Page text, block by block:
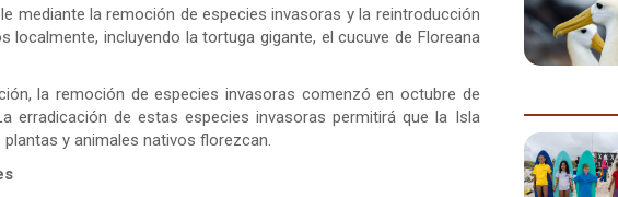
mediante la remoción de especies invasoras y la reintroducción
localmente, incluyendo la tortuga gigante, el cucuve de Floreana
la remoción de especies invasoras comenzó en octubre de
erradicación de estas especies invasoras permitirá que la Isla
y animales nativos florezcan.